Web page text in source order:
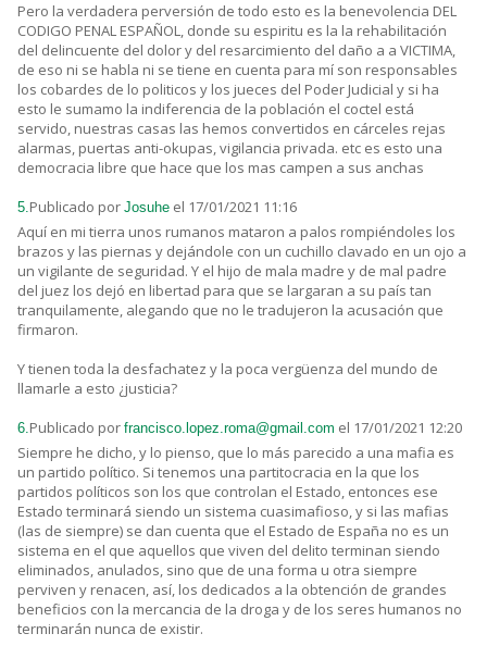
Pero la verdadera perversión de todo esto es la benevolencia DEL
CODIGO PENAL ESPAÑOL, donde su espiritu es la la rehabilitación
del delincuente del dolor y del resarcimiento del daño a a VICTIMA,
de eso ni se habla ni se tiene en cuenta para mí son responsables
los cobardes de lo politicos y los jueces del Poder Judicial y si ha
esto le sumamo la indiferencia de la población el coctel está
servido, nuestras casas las hemos convertidos en cárceles rejas
alarmas, puertas anti-okupas, vigilancia privada. etc es esto una
democracia libre que hace que los mas campen a sus anchas
5.Publicado por Josuhe el 17/01/2021 11:16
Aquí en mi tierra unos rumanos mataron a palos rompiéndoles los
brazos y las piernas y dejándole con un cuchillo clavado en un ojo a
un vigilante de seguridad. Y el hijo de mala madre y de mal padre
del juez los dejó en libertad para que se largaran a su país tan
tranquilamente, alegando que no le tradujeron la acusación que
firmaron.
Y tienen toda la desfachatez y la poca vergüenza del mundo de
llamarle a esto ¿justicia?
6.Publicado por francisco.lopez.roma@gmail.com el 17/01/2021 12:20
Siempre he dicho, y lo pienso, que lo más parecido a una mafia es
un partido político. Si tenemos una partitocracia en la que los
partidos políticos son los que controlan el Estado, entonces ese
Estado terminará siendo un sistema cuasimafioso, y si las mafias
(las de siempre) se dan cuenta que el Estado de España no es un
sistema en el que aquellos que viven del delito terminan siendo
eliminados, anulados, sino que de una forma u otra siempre
perviven y renacen, así, los dedicados a la obtención de grandes
beneficios con la mercancia de la droga y de los seres humanos no
terminarán nunca de existir.